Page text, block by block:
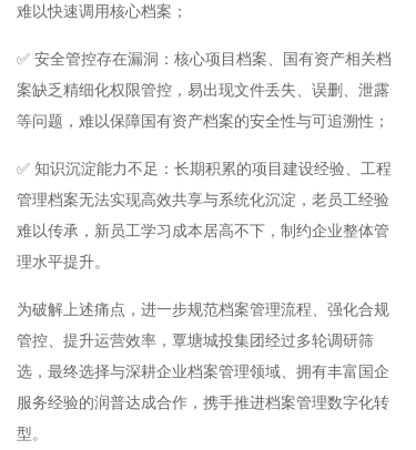
难以快速调用核心档案；
✅ 安全管控存在漏洞：核心项目档案、国有资产相关档
案缺乏精细化权限管控，易出现文件丢失、误删、泄露
等问题，难以保障国有资产档案的安全性与可追溯性；
✅ 知识沉淀能力不足：长期积累的项目建设经验、工程
管理档案无法实现高效共享与系统化沉淀，老员工经验
难以传承，新员工学习成本居高不下，制约企业整体管
理水平提升。
为破解上述痛点，进一步规范档案管理流程、强化合规
管控、提升运营效率，覃塘城投集团经过多轮调研筛
选，最终选择与深耕企业档案管理领域、拥有丰富国企
服务经验的润普达成合作，携手推进档案管理数字化转
型。